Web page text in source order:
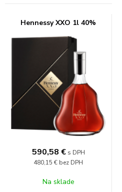
Hennessy XXO 1l 40%
590,58 € s DPH
480,15 € bez DPH
Na sklade